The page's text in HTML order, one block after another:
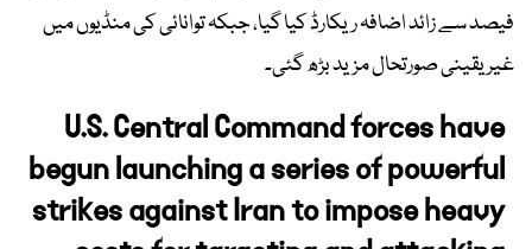
فیصد سے زائد اضافہ ریکارڈ کیا گیا، جبکہ توانائی کی منڈیوں میں
غیر یقینی صورتحال مزید بڑھ گئی۔
U.S. Central Command forces have
begun launching a series of powerful
strikes against Iran to impose heavy